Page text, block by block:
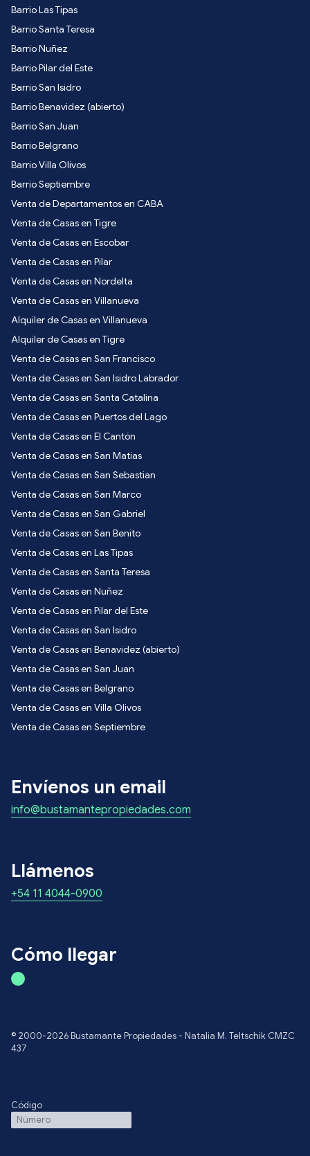
Barrio Las Tipas
Barrio Santa Teresa
Barrio Nuñez
Barrio Pilar del Este
Barrio San Isidro
Barrio Benavidez (abierto)
Barrio San Juan
Barrio Belgrano
Barrio Villa Olivos
Barrio Septiembre
Venta de Departamentos en CABA
Venta de Casas en Tigre
Venta de Casas en Escobar
Venta de Casas en Pilar
Venta de Casas en Nordelta
Venta de Casas en Villanueva
Alquiler de Casas en Villanueva
Alquiler de Casas en Tigre
Venta de Casas en San Francisco
Venta de Casas en San Isidro Labrador
Venta de Casas en Santa Catalina
Venta de Casas en Puertos del Lago
Venta de Casas en El Cantón
Venta de Casas en San Matias
Venta de Casas en San Sebastian
Venta de Casas en San Marco
Venta de Casas en San Gabriel
Venta de Casas en San Benito
Venta de Casas en Las Tipas
Venta de Casas en Santa Teresa
Venta de Casas en Nuñez
Venta de Casas en Pilar del Este
Venta de Casas en San Isidro
Venta de Casas en Benavidez (abierto)
Venta de Casas en San Juan
Venta de Casas en Belgrano
Venta de Casas en Villa Olivos
Venta de Casas en Septiembre
Envíenos un email
info@bustamantepropiedades.com
Llámenos
+54 11 4044-0900
Cómo llegar
© 2000-2026 Bustamante Propiedades - Natalia M. Teltschik CMZC
437
Código